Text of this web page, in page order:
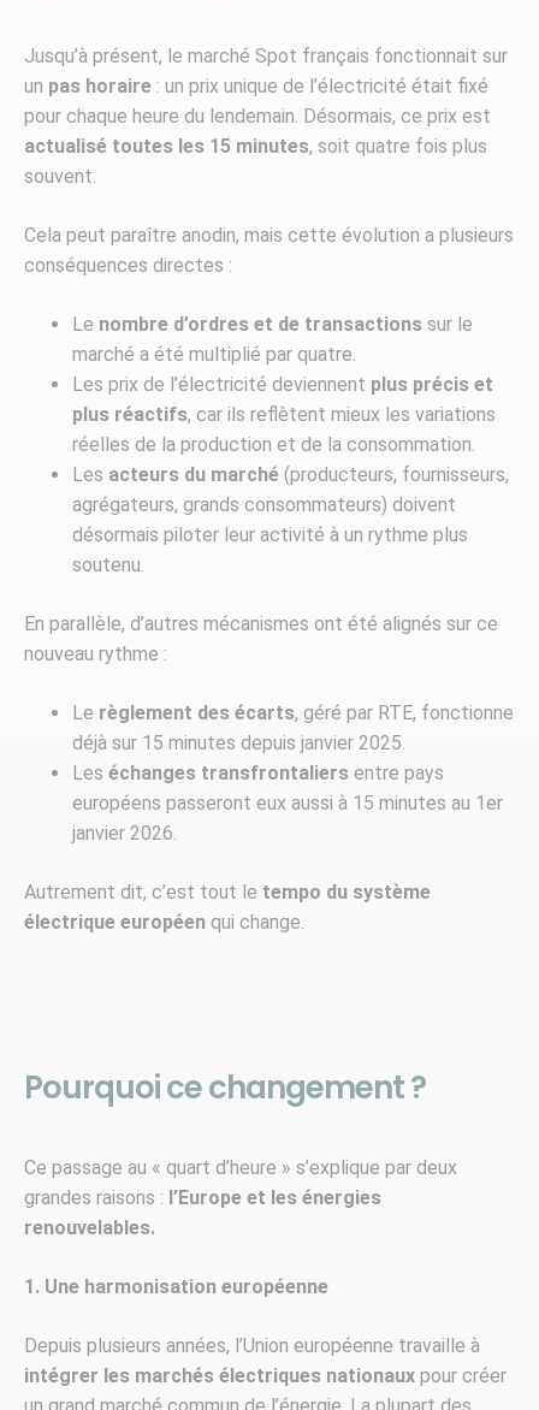
Jusqu’à présent, le marché Spot français fonctionnait sur
un pas horaire : un prix unique de l’électricité était fixé
pour chaque heure du lendemain. Désormais, ce prix est
actualisé toutes les 15 minutes, soit quatre fois plus
souvent.
Cela peut paraître anodin, mais cette évolution a plusieurs
conséquences directes :
Le nombre d’ordres et de transactions sur le
marché a été multiplié par quatre.
Les prix de l’électricité deviennent plus précis et
plus réactifs, car ils reflètent mieux les variations
réelles de la production et de la consommation.
Les acteurs du marché (producteurs, fournisseurs,
agrégateurs, grands consommateurs) doivent
désormais piloter leur activité à un rythme plus
soutenu.
En parallèle, d’autres mécanismes ont été alignés sur ce
nouveau rythme :
Le règlement des écarts, géré par RTE, fonctionne
déjà sur 15 minutes depuis janvier 2025.
Les échanges transfrontaliers entre pays
européens passeront eux aussi à 15 minutes au 1er
janvier 2026.
Autrement dit, c’est tout le tempo du système
électrique européen qui change.
Pourquoi ce changement ?
Ce passage au « quart d’heure » s’explique par deux
grandes raisons : l’Europe et les énergies
renouvelables.
1. Une harmonisation européenne
Depuis plusieurs années, l’Union européenne travaille à
intégrer les marchés électriques nationaux pour créer